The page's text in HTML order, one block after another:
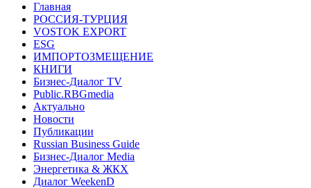
Главная
РОССИЯ-ТУРЦИЯ
VOSTOK EXPORT
ESG
ИМПОРТОЗМЕЩЕНИЕ
КНИГИ
Бизнес-Диалог TV
Public.RBGmedia
Актуально
Новости
Публикации
Russian Business Guide
Бизнес-Диалог Media
Энергетика & ЖКХ
Диалог WeekenD